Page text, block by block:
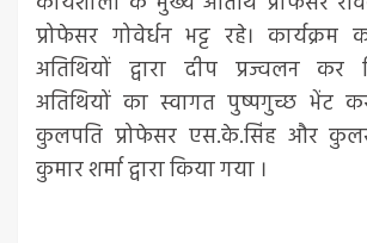
प्रोफेसर गोवेर्धन भट्ट रहे।
अतिथियों द्वारा दीप प्रज्वलन कर
अतिथियों का स्वागत पुष्पगुच्छ भेंट
कुलपति प्रोफेसर एस.के.सिंह और
कुमार शर्मा द्वारा किया गया ।